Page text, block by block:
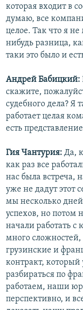
которая входит в
думаю, все
целое. Так что я
нибудь разница,
таки это было и
Андрей Бабицкий:
скажите,
судебного дела? Я
работает целая
есть
Гия Чантурия: Да,
как раз все
нас была встреча,
уже не дадут этот
мы несколько
успехов, но потом
начали работать с
много
грузинские и
контракт,
разбираться по
работаем, наши
перспективно, и